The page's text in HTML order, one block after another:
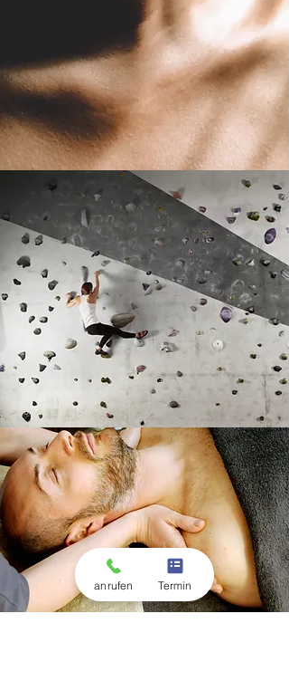
anrufen Termin